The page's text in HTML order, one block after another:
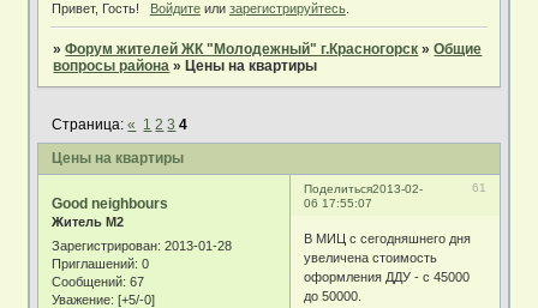
Привет, Гость! Войдитеили зарегистрируйтесь.
»Форум жителей ЖК "Молодежный" г.Красногорск »Общие
вопросы района » Цены на квартиры
Цены на квартиры
Страница:« 1 2 3 4
Поделиться 61
2013-02-
06 17:55:07
Good neighbours
Житель М2
Зарегистрирован: 2013-01-28
Приглашений: 0
Сообщений: 67
Уважение: [+5/-0]
В МИЦ с сегодняшнего дня
увеличена стоимость
оформления ДДУ - с 45000
до 50000.